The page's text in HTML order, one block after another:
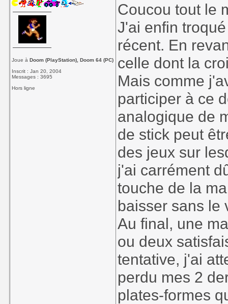
Joue àDoom (PlayStation), Doom 64 (PC)
Inscrit : Jan 20, 2004
Messages : 3695
Hors ligne
Coucou tout le
J'ai enfin
récent. En
celle dont la
Mais comme
participer à ce
analogique de
de stick peut
des jeux sur
j'ai carrément
touche de la
baisser sans le
Au final, une
ou deux
tentative, j'ai
perdu mes 2
plates-formes